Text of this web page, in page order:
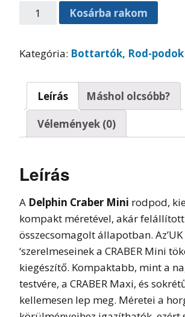
Kosárba rakom
Kategória: Bottartók, Rod-podok
Leírás
Máshol olcsóbb?
Vélemények (0)
Leírás
A Delphin Craber Mini rodpod,
kompakt méretével, akár
összecsomagolt állapotban.
‘szerelmeseinek a CRABER Mini
kiegészítő. Kompaktabb, mint a
testvére, a CRABER Maxi, és
kellemesen lep meg. Méretei a